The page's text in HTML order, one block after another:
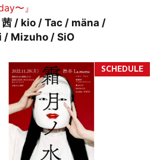
〜』
茜 / kio / Tac / mäna /
/ Mizuho / SiO